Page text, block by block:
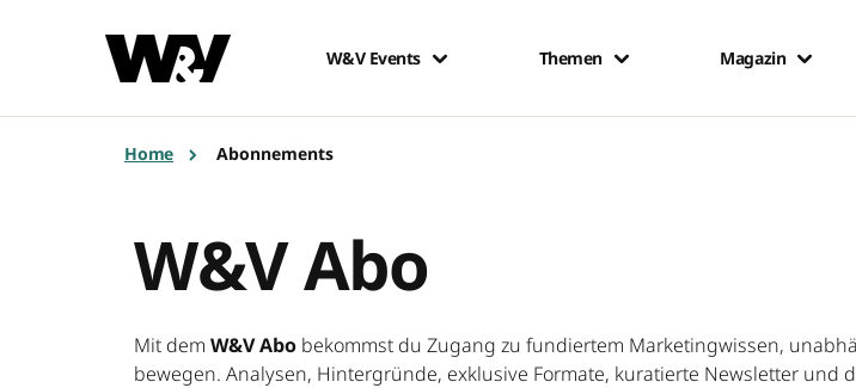
W&V Events Themen Magazin
Home Abonnements
W&V Abo
Mit dem W&V Abo bekommst du Zugang zu fundiertem Marketingwissen,
bewegen. Analysen, Hintergründe, exklusive Formate, kuratierte Newsletter und